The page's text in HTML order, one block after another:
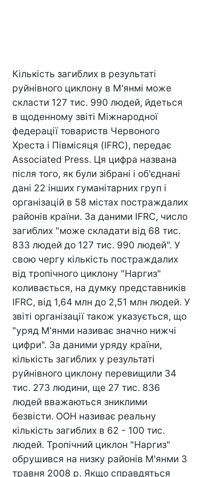
Кількість загиблих в результаті
руйнівного циклону в М'янмі може
скласти 127 тис. 990 людей, йдеться
в щоденному звіті Міжнародної
федерації товариств Червоного
Хреста і Півмісяця (IFRC), передає
Associated Press. Ця цифра названа
після того, як були зібрані і об'єднані
дані 22 інших гуманітарних груп і
організацій в 58 містах постраждалих
районів країни. За даними IFRC, число
загиблих "може складати від 68 тис.
833 людей до 127 тис. 990 людей". У
свою чергу кількість постраждалих
від тропічного циклону "Наргиз"
коливається, на думку представників
IFRC, від 1,64 млн до 2,51 млн людей. У
звіті організації також указується, що
"уряд М'янми називає значно нижчі
цифри". За даними уряду країни,
кількість загиблих у результаті
руйнівного циклону перевищили 34
тис. 273 людини, ще 27 тис. 836
людей вважаються зниклими
безвісти. ООН називає реальну
кількість загиблих в 62 - 100 тис.
людей. Тропічний циклон "Наргиз"
обрушився на низку районів М'янми 3
травня 2008 р. Якщо справдяться